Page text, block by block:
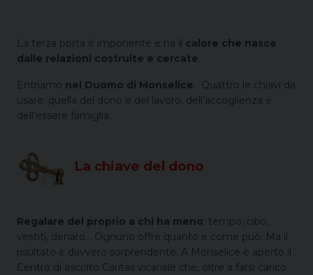
La terza porta è imponente e ha il calore che nasce
dalle relazioni costruite e cercate
Entriamo nel Duomo di Monselice . Quattro le chiavi da
usare: quella del dono e del lavoro, dell’accoglienza e
dell’essere famiglia.
La chiave del dono
Regalare del proprio a chi ha meno : tempo, cibo,
vestiti, denaro… Ognuno offre quanto e come può. Ma il
risultato è davvero sorprendente. A Monselice è aperto il
Centro di ascolto Caritas vicariale che, oltre a farsi carico